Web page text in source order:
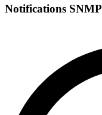
Notifications SNMP